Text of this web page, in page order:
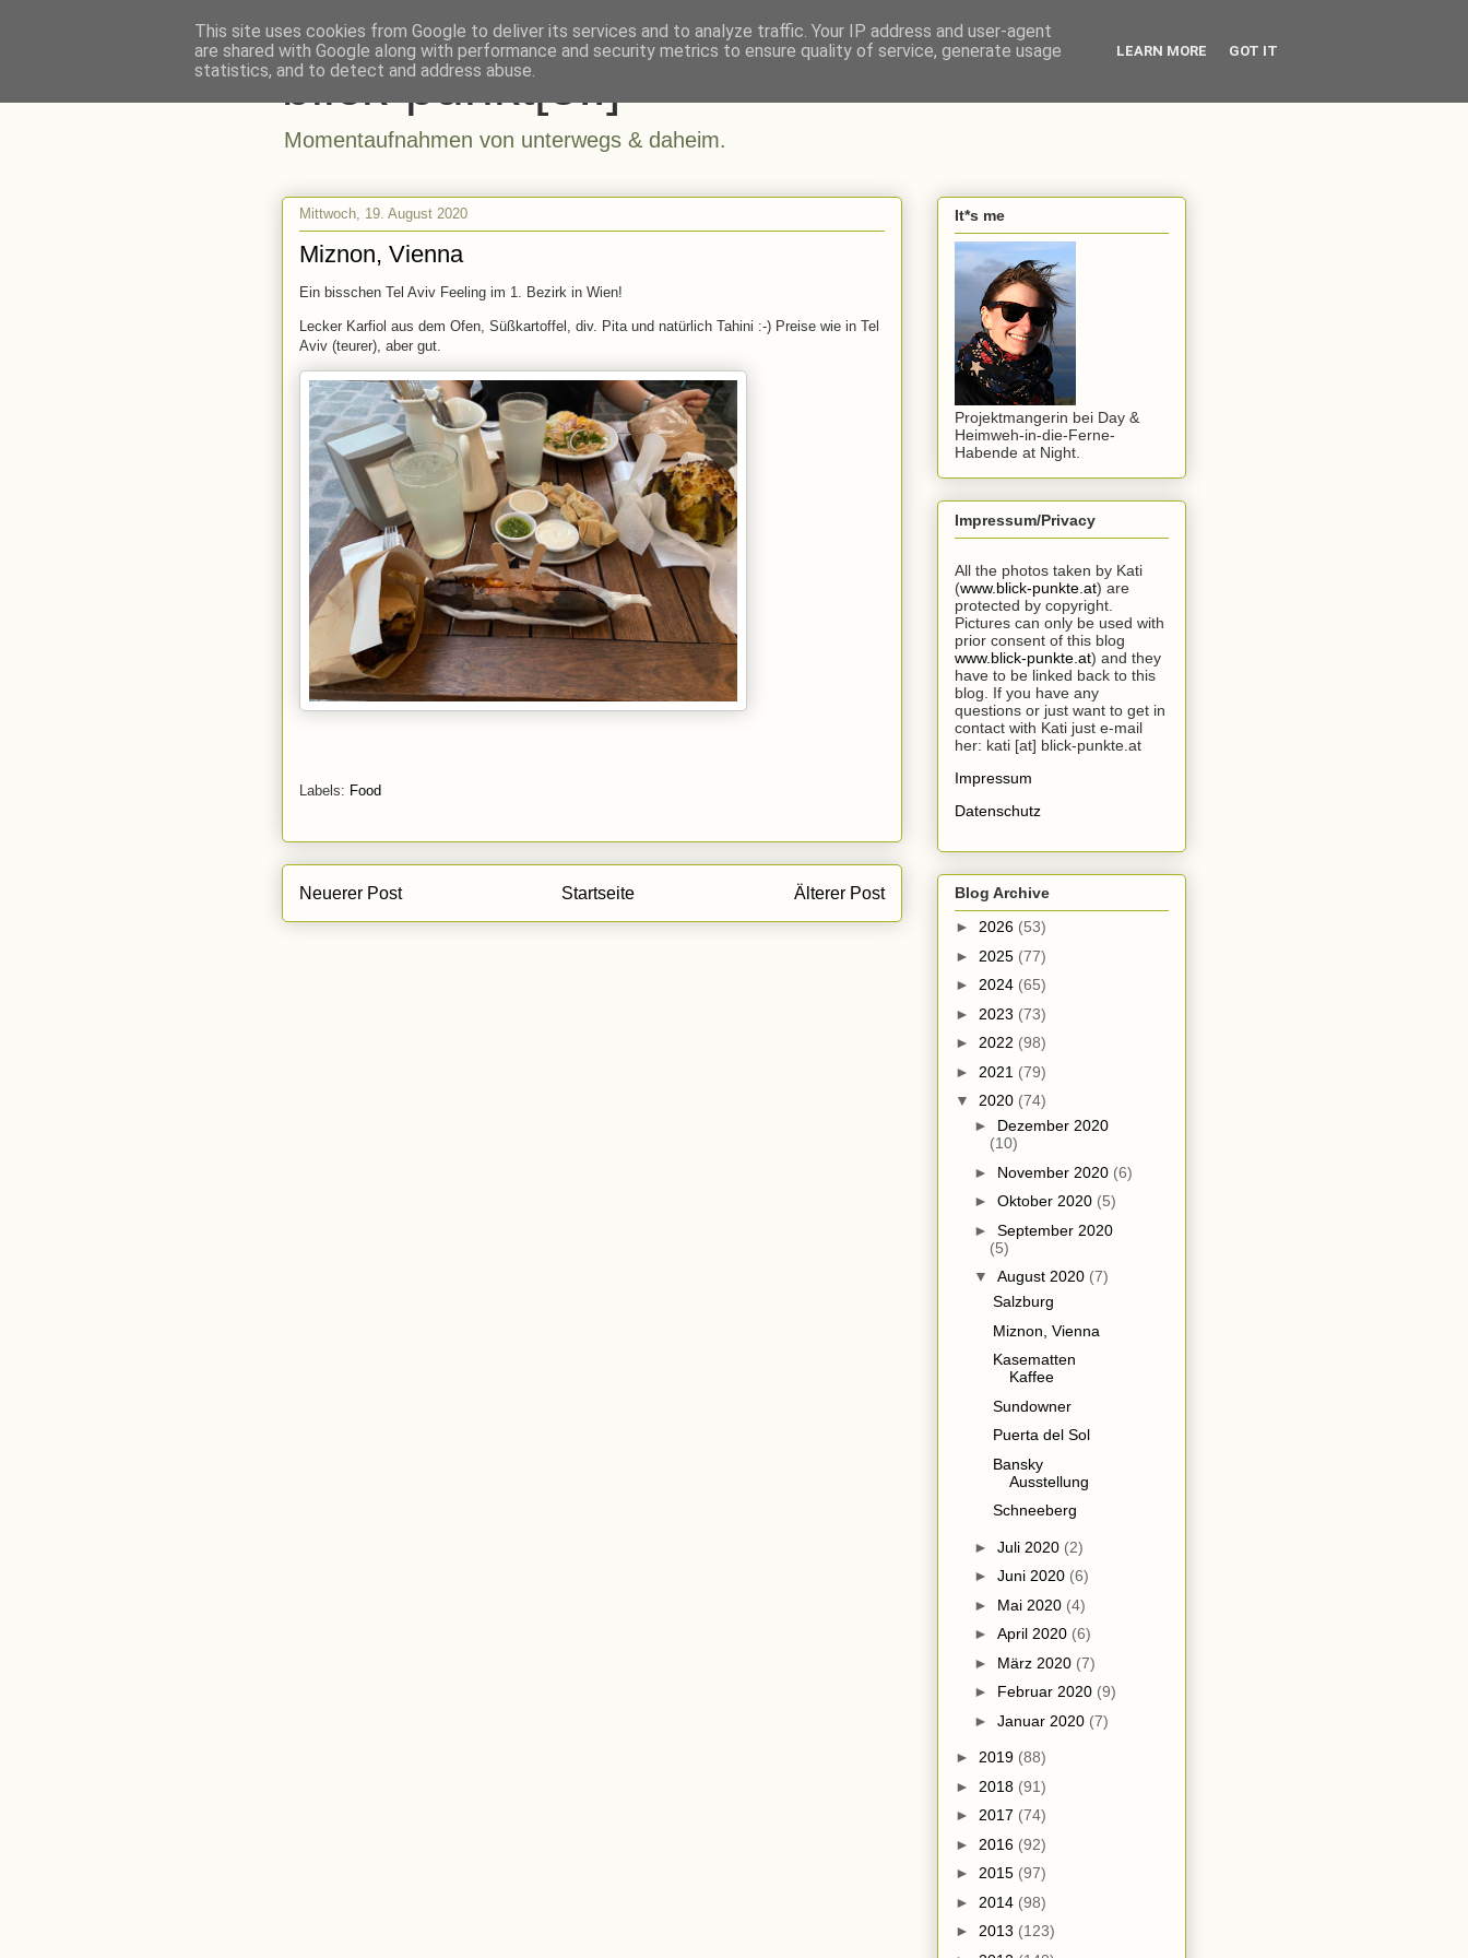
blick-punkt[e..]
Momentaufnahmen von unterwegs & daheim.
Mittwoch, 19. August 2020
Miznon, Vienna
Ein bisschen Tel Aviv Feeling im 1. Bezirk in Wien!
Lecker Karfiol aus dem Ofen, Süßkartoffel, div. Pita und natürlich Tahini :-) Preise wie in Tel
Aviv (teurer), aber gut.
Labels: Food
Neuerer Post Älterer Post
Startseite
It*s me
Projektmangerin bei Day &
Heimweh-in-die-Ferne-
Habende at Night.
Impressum/Privacy
All the photos taken by Kati
(www.blick-punkte.at) are
protected by copyright.
Pictures can only be used with
prior consent of this blog
www.blick-punkte.at) and they
have to be linked back to this
blog. If you have any
questions or just want to get in
contact with Kati just e-mail
her: kati [at] blick-punkte.at
Impressum
Datenschutz
Blog Archive
► 2026 (53)
► 2025 (77)
► 2024 (65)
► 2023 (73)
► 2022 (98)
► 2021 (79)
▼ 2020 (74)
► Dezember 2020
(10)
► November 2020 (6)
► Oktober 2020 (5)
► September 2020
(5)
▼ August 2020 (7)
Salzburg
Miznon, Vienna
Kasematten
Kaffee
Sundowner
Puerta del Sol
Bansky
Ausstellung
Schneeberg
► Juli 2020 (2)
► Juni 2020 (6)
► Mai 2020 (4)
► April 2020 (6)
► März 2020 (7)
► Februar 2020 (9)
► Januar 2020 (7)
► 2019 (88)
► 2018 (91)
► 2017 (74)
► 2016 (92)
► 2015 (97)
► 2014 (98)
► 2013 (123)
This site uses cookies from Google to deliver its services and to analyze traffic. Your IP address and user-agent
are shared with Google along with performance and security metrics to ensure quality of service, generate usage
statistics, and to detect and address abuse.
LEARN MORE GOT IT